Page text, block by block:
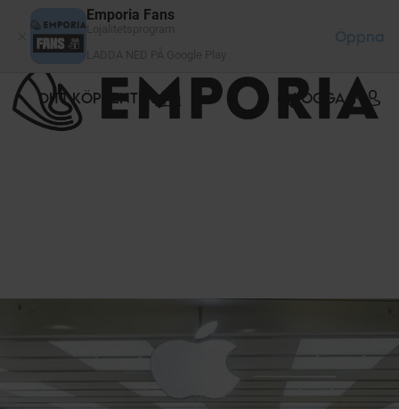
Emporia Fans
Öppna
DITT KÖPCENTER LOGGA IN
Cookie- hanteringspanel